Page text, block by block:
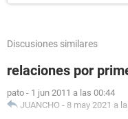
Discusiones similares
relaciones por
pato - 1 jun 2011 a las 00:44
JUANCHO - 8 may 2021 a